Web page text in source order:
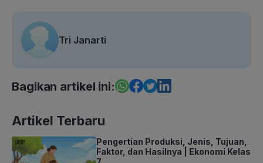
Tri Janarti
Bagikan artikel ini:
Artikel Terbaru
Pengertian Produksi, Jenis, Tujuan,
Faktor, dan Hasilnya | Ekonomi Kelas